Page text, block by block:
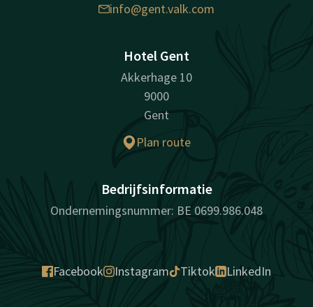
info@gent.valk.com
Hotel Gent
Akkerhage 10
9000
Gent
Plan route
Bedrijfsinformatie
Ondernemingsnummer: BE 0699.986.048
Facebook Instagram Tiktok LinkedIn